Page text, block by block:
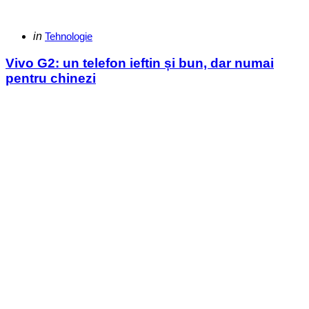
Categories
Posted
in Tehnologie
Vivo G2: un telefon ieftin și bun, dar numai
pentru chinezi